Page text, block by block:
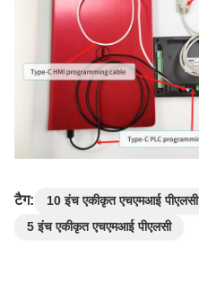
टैग: 10 इंच एकीकृत एचएमआई पीएलसी
5 इंच एकीकृत एचएमआई पीएलसी